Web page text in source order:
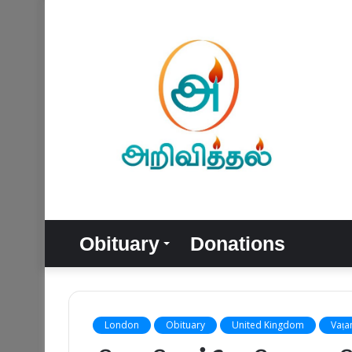
Obituary Donations
London Obituary United Kingdom